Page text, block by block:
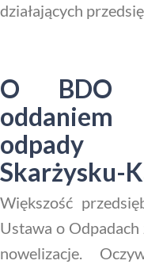
działających
O BDO
odpady
Skarżysku-
Większość
Ustawa o
nowelizacje.